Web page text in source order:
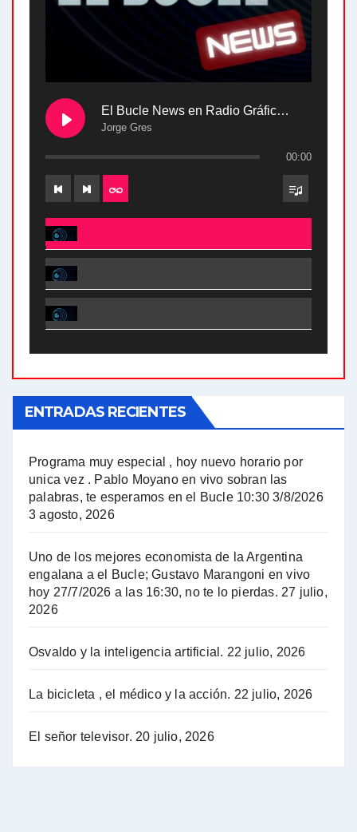
El Bucle News en Radio Gráfica. Bloque 2 . 28.04.24
Jorge Gres
00:00
El Bucle News en Radio Gráfica. Bloque 2 . 28.04.24 - Jorge Gres
El Bucle News en Radio Gráfica. Bloque 1 . 28.04.24 - Jorge Gres
El Bucle News en Radio Gráfica. Bloque 2 . 21.04.24 - Jorge Gres
A mayor poder al empresariado le cuesta encontrar resistencia - Jose Urtubey con Jorge Gres
Hugo Yasky : Día de la Militancia - Hugo Yasky con Jorge Gres
Hugo Yasky sobre la Coordinadora de las Industrias de Productos Alimenticios (COPAL) - Hugo Yasky con Jorge Gres
Pablo Moyano sobre el espionaje: "Estos personajes siniestros han hecho mucho daño" - Pablo Moyano con Jorge Gres
ENTRADAS RECIENTES
Programa muy especial , hoy nuevo horario por
unica vez . Pablo Moyano en vivo sobran las
palabras, te esperamos en el Bucle 10:30 3/8/2026
3 agosto, 2026
Uno de los mejores economista de la Argentina
engalana a el Bucle; Gustavo Marangoni en vivo
hoy 27/7/2026 a las 16:30, no te lo pierdas. 27 julio,
2026
Osvaldo y la inteligencia artificial. 22 julio, 2026
La bicicleta , el médico y la acción. 22 julio, 2026
El señor televisor. 20 julio, 2026